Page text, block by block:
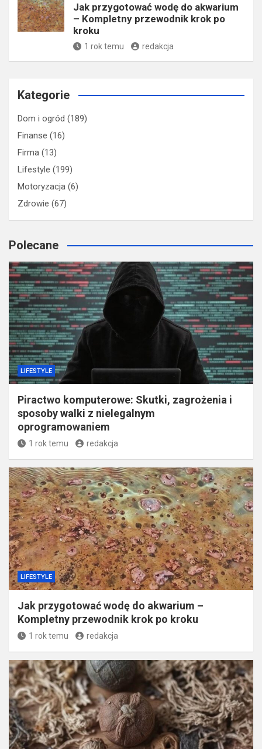
Jak przygotować wodę do akwarium
– Kompletny przewodnik krok po
kroku
1 rok temu redakcja
Kategorie
Dom i ogród (189)
Finanse (16)
Firma (13)
Lifestyle (199)
Motoryzacja (6)
Zdrowie (67)
Polecane
LIFESTYLE
Piractwo komputerowe: Skutki, zagrożenia i
sposoby walki z nielegalnym
oprogramowaniem
1 rok temu redakcja
LIFESTYLE
Jak przygotować wodę do akwarium –
Kompletny przewodnik krok po kroku
1 rok temu redakcja